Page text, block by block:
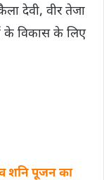
देवी, वीर तेजा
के विकास के लिए
व शनि पूजन का